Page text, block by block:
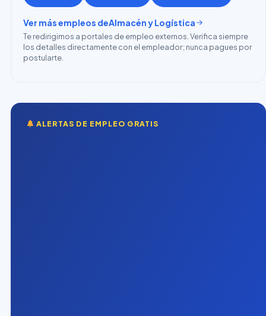
Ver más empleos deAlmacén y Logística
Te redirigimos a portales de empleo externos. Verifica siempre
los detalles directamente con el empleador; nunca pagues por
postularte.
ALERTAS DE EMPLEO GRATIS